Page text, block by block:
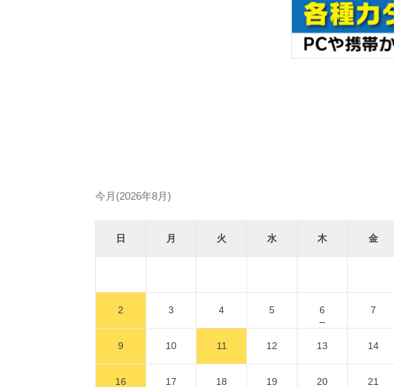
今月(2026年8月)
日 月 火 水 木 金
2 3 4 5 6 7
9 10 11 12 13 14
16 17 18 19 20 21